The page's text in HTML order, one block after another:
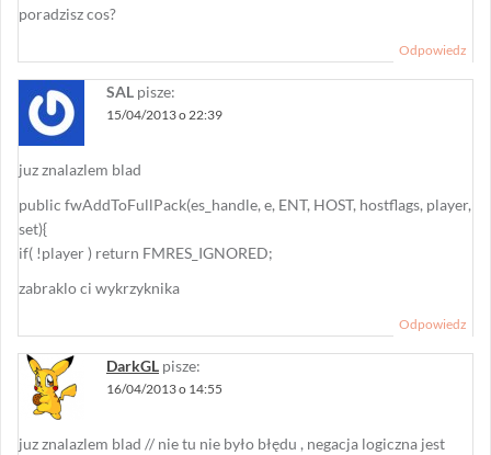
poradzisz cos?
Odpowiedz
SAL pisze:
15/04/2013 o 22:39
juz znalazlem blad
public fwAddToFullPack(es_handle, e, ENT, HOST, hostflags, player,
set){
if( !player ) return FMRES_IGNORED;
zabraklo ci wykrzyknika
Odpowiedz
DarkGL pisze:
16/04/2013 o 14:55
juz znalazlem blad // nie tu nie było błędu , negacja logiczna jest